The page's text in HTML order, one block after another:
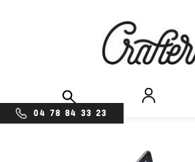
04 78 84 33 23